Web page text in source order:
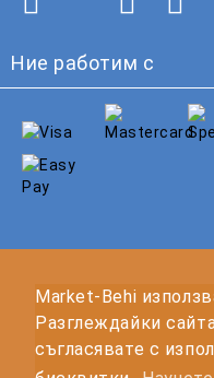
Market-Behi
Разглеждайки
съгласявате с
Ние работим с
Нашият онлайн